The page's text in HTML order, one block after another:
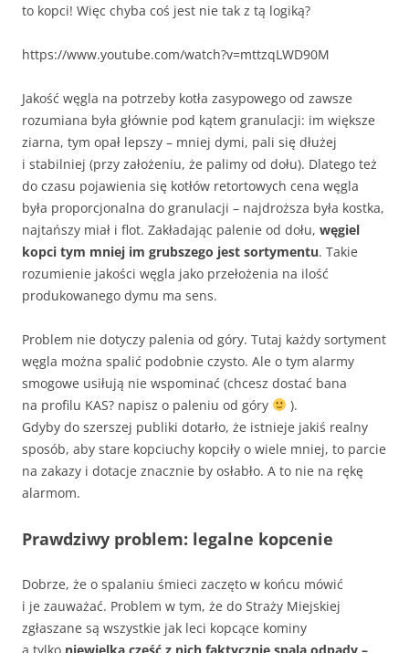
to kopci! Więc chyba coś jest nie tak z tą logiką?
https://www.youtube.com/watch?v=mttzqLWD90M
Jakość węgla na potrzeby kotła zasypowego od zawsze
rozumiana była głównie pod kątem granulacji: im większe
ziarna, tym opał lepszy – mniej dymi, pali się dłużej
i stabilniej (przy założeniu, że palimy od dołu). Dlatego też
do czasu pojawienia się kotłów retortowych cena węgla
była proporcjonalna do granulacji – najdroższa była kostka,
najtańszy miał i flot. Zakładając palenie od dołu, węgiel
kopci tym mniej im grubszego jest sortymentu. Takie
rozumienie jakości węgla jako przełożenia na ilość
produkowanego dymu ma sens.
Problem nie dotyczy palenia od góry. Tutaj każdy sortyment
węgla można spalić podobnie czysto. Ale o tym alarmy
smogowe usiłują nie wspominać (chcesz dostać bana
na profilu KAS? napisz o paleniu od góry
).
Gdyby do szerszej publiki dotarło, że istnieje jakiś realny
sposób, aby stare kopciuchy kopciły o wiele mniej, to parcie
na zakazy i dotacje znacznie by osłabło. A to nie na rękę
alarmom.
Prawdziwy problem: legalne kopcenie
Dobrze, że o spalaniu śmieci zaczęto w końcu mówić
i je zauważać. Problem w tym, że do Straży Miejskiej
zgłaszane są wszystkie jak leci kopcące kominy